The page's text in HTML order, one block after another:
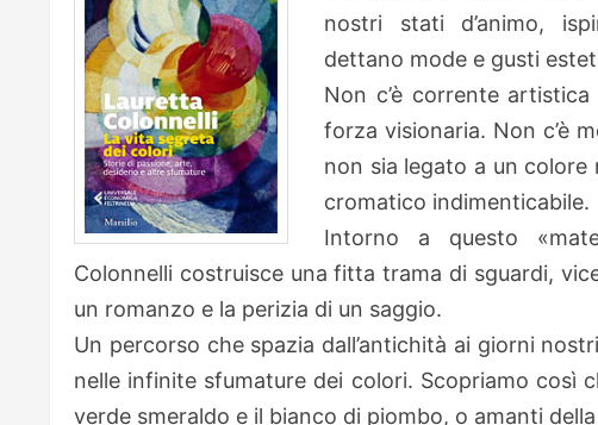
nostri stati d’animo,
dettano mode e gusti
Non c’è corrente
forza visionaria. Non c’è
non sia legato a un
cromatico indimenticabile.
Intorno a questo
Colonnelli costruisce una fitta trama di sguardi,
un romanzo e la perizia di un saggio.
Un percorso che spazia dall’antichità ai giorni
nelle infinite sfumature dei colori. Scopriamo così
verde smeraldo e il bianco di piombo, o amanti